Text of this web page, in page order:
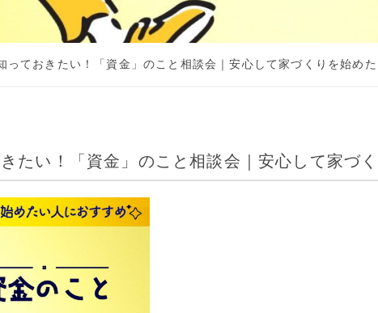
っておきたい！「資金」のこと相談会｜安心して家づくりを始め
たい！「資金」のこと相談会｜安心して家づ